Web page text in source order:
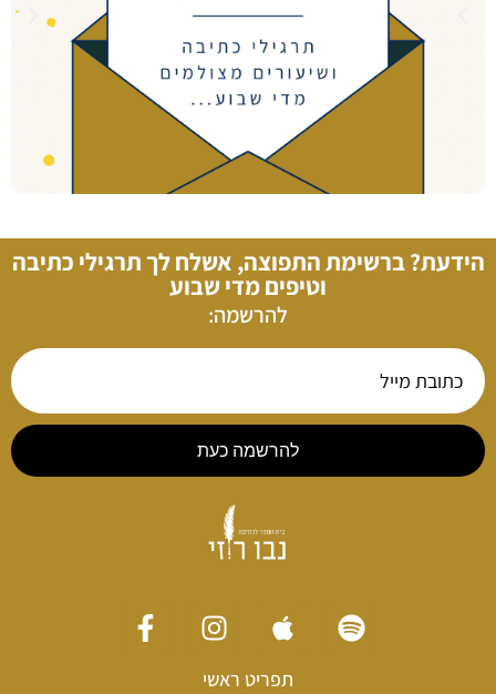
הידעת? ברשימת התפוצה, אשלח לך תרגילי כתיבה
וטיפים מדי שבוע
להרשמה:
להרשמה כעת
תפריט ראשי